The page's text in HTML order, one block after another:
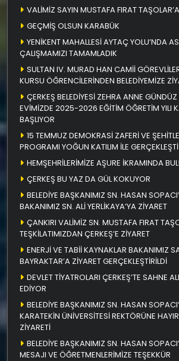
VALİMİZ SAYIN MUSTAFA FIRAT
GEÇMİŞ OLSUN KARABÜK
YENİKENT MAHALLESİ AYTAÇ YOLU’NDA
ÇALIŞMAMIZI TAMAMLADIK
SULTAN IV. MURAD HAN CAMİİ
KURSU ÖĞRENCİLERİNDEN BELEDİYEMİZE
ÇERKEŞ BELEDİYESİ ZEHRA ANNE
EVİMİZDE 2025-2026 EĞİTİM ÖĞRETİM YILI
BAŞLIYOR
15 TEMMUZ DEMOKRASİ ZAFERİ VE
PROGRAMI YOĞUN KATILIM İLE GERÇEKLEŞTİ
HEMŞEHRİLERİMİZE AŞURE İKRAMINDA
ÇERKEŞ BU YAZ DA GÜL KOKUYOR
BELEDİYE BAŞKANIMIZ SN. HASAN
BAKANIMIZ SN. ALİ YERLİKAYA’YA ZİYARET
ÇANKIRI VALİMİZ SN. MUSTAFA FIRAT
TEŞKİLATIMIZDAN ÇERKEŞ’E ZİYARET
ENERJİ VE TABİİ KAYNAKLAR BAKANIMIZ
BAYRAKTAR’A ZİYARET GERÇEKLEŞTİRİLDİ
DEVLET TİYATROLARI ÇERKEŞ’TE SAHNE
EDİYOR
BELEDİYE BAŞKANIMIZ SN. HASAN
KARATEKİN ÜNİVERSİTESİ REKTÖRÜNE
ZİYARETİ
BELEDİYE BAŞKANIMIZ SN. HASAN
MESAJI VE ÖĞRETMENLERİMİZE TEŞEKKÜR